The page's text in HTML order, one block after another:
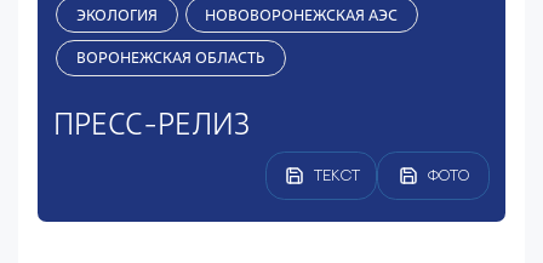
ЭКОЛОГИЯ НОВОВОРОНЕЖСКАЯ АЭС
ВОРОНЕЖСКАЯ ОБЛАСТЬ
ПРЕСС-РЕЛИЗ
ТЕКСТ ФОТО